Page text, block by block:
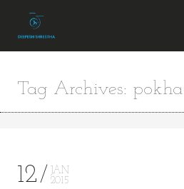
Tag Archives:
12
JAN
2015